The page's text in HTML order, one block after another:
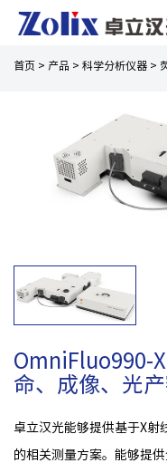
首页 > 产品 > 科学分析仪器 >
OmniFluo990-
命、成像、光
卓立汉光能够提供基于X射
的相关测量方案。能够提